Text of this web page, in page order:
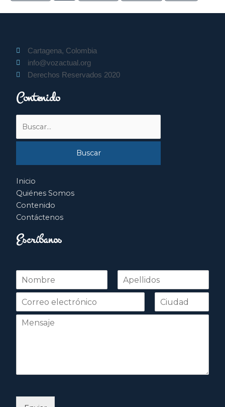
Cartagena, Colombia
info@vozactual.org
Derechos Reservados 2020
Contenido
por:
Inicio
Quiénes Somos
Contenido
Contáctenos
Escríbanos
N
m
r
Nombre Apellidos